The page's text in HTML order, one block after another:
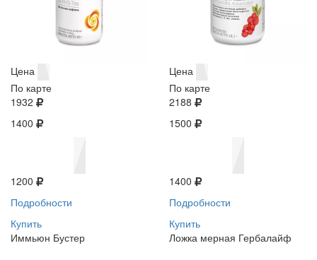
Цена
По карте
1932
1400
1200
Подробности
Купить
Цена
По карте
2188
1500
1400
Подробности
Купить
Иммьюн Бустер
Ложка мерная Гербалайф